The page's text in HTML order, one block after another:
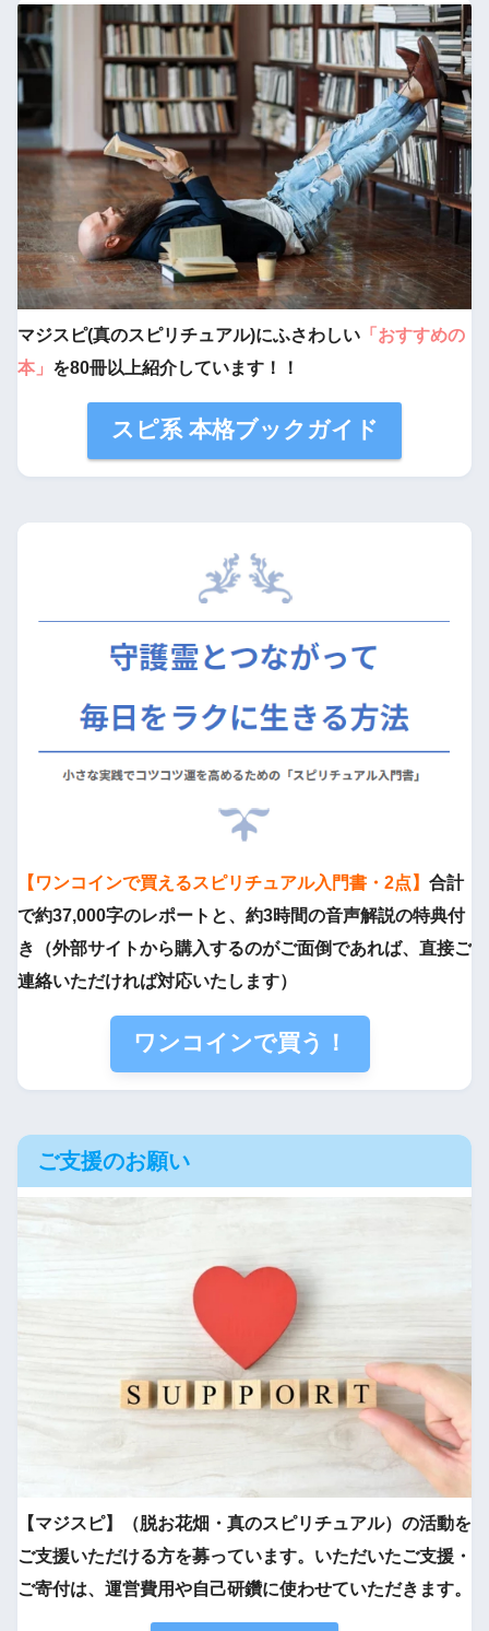
マジスピ(真のスピリチュアル)にふさわしい 「おすすめの
本」 を80冊以上紹介しています！！
スピ系 本格ブックガイド
【ワンコインで買えるスピリチュアル入門書・2点】 合計
で約37,000字のレポートと、約3時間の音声解説の特典付
き（外部サイトから購入するのがご面倒であれば、直接ご
連絡いただければ対応いたします）
ワンコインで買う！
ご支援のお願い
【マジスピ】（脱お花畑・真のスピリチュアル）の活動を
ご支援いただける方を募っています。いただいたご支援・
ご寄付は、運営費用や自己研鑽に使わせていただきます。